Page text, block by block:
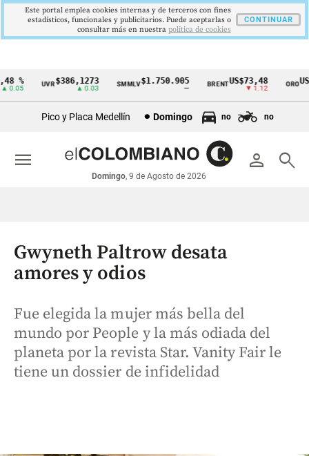
Cintillo
económicos
Colombia
% $386,1273
▲ 0.03
SMMLV$1.750.905 BRENTUS$73,48
▼ 1.12
ORO
Pico y Placa Medellín Domingo no no
person search
Domingo, 9 de Agosto de 2026
menu
Gwyneth Paltrow desata
amores y odios
Fue elegida la mujer más bella del
mundo por People y la más odiada del
planeta por la revista Star. Vanity Fair le
tiene un dossier de infidelidad
Este portal emplea cookies internas y de terceros con fines
estadísticos, funcionales y publicitarios. Puede aceptarlas o
consultar más en nuestra politica de cookies
CONTINUAR